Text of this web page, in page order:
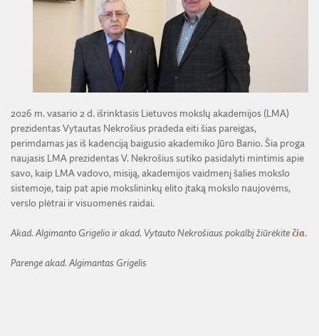
VIRTUALI LMA
TECHNIKOS MOKSLŲ SKYRIUS
JAUNOJI AKADEMIJA
SKYRIAI IR PADALINIAI
ŠVIESAUS ATMINIMO LMA NARIAI
BENDRADARBIAVIMO SUTARTYS
MOKSLININKO ETIKOS KODEKSAS
KORUPCIJOS PREVENCIJA
PRANEŠĖJŲ APSAUGA
NUORODOS
BENDRADARBIAVIMAS SU REGIONAIS
LMA IR AKADEMIKAI ŽINIASKLAIDOJE
PASLAUGOS
ES SF PARAMA LMA
ATVIRI DUOMENYS
FINANSŲ KONTROLĖS TAISYKLĖS
ŪKIO SUBJEKTŲ PRIEŽIŪRA
TARNYBINIAI LENGVIEJI AUTOMOBILIAI
2026 m. vasario 2 d. išrinktasis Lietuvos mokslų akademijos (LMA)
prezidentas Vytautas Nekrošius pradeda eiti šias pareigas,
perimdamas jas iš kadenciją baigusio akademiko Jūro Banio. Šia proga
naujasis LMA prezidentas V. Nekrošius sutiko pasidalyti mintimis apie
savo, kaip LMA vadovo, misiją, akademijos vaidmenį šalies mokslo
sistemoje, taip pat apie mokslininkų elito įtaką mokslo naujovėms,
verslo plėtrai ir visuomenės raidai.
Akad. Algimanto Grigelio ir akad. Vytauto Nekrošiaus pokalbį žiūrėkite čia.
Parengė akad. Algimantas Grigelis